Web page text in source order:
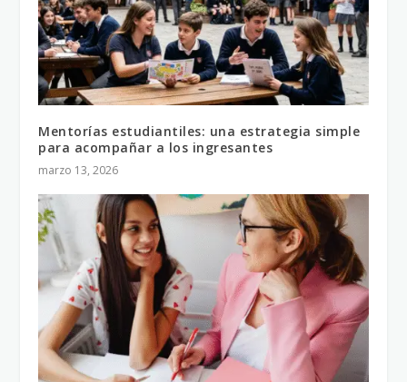
Mentorías estudiantiles: una estrategia simple
para acompañar a los ingresantes
marzo 13, 2026